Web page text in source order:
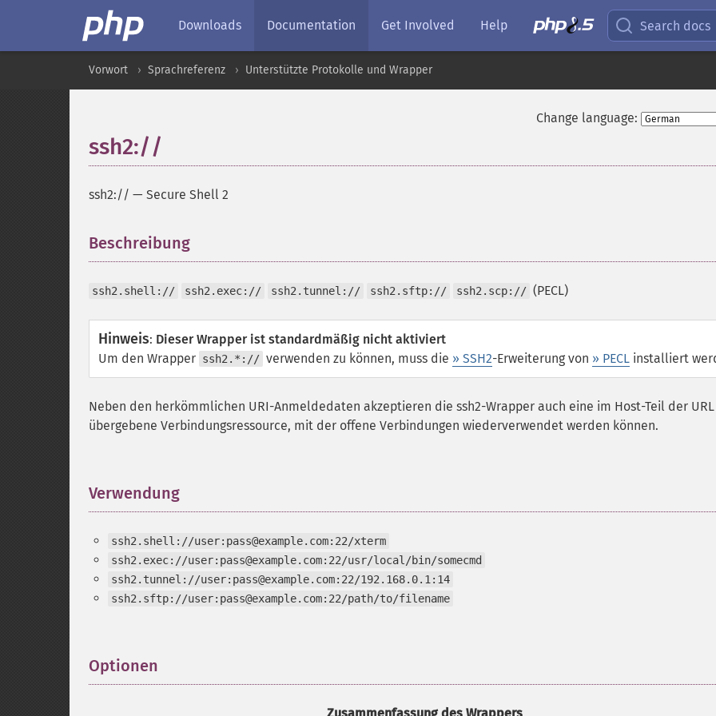
Downloads Documentation Get Involved Help Search docs
Vorwort Sprachreferenz Unterstützte Protokolle und Wrapper
Change language:
ssh2://
ssh2:// — Secure Shell 2
Beschreibung
ssh2.shell:// ssh2.exec:// ssh2.tunnel:// ssh2.sftp:// ssh2.scp:// (PECL)
Hinweis: Dieser Wrapper ist standardmäßig nicht aktiviert
Um den Wrapper ssh2.*:// verwenden zu können, muss die » SSH2-Erweiterung von » PECL installiert
Neben den herkömmlichen URI-Anmeldedaten akzeptieren die ssh2-Wrapper auch eine im Host-Teil der URL
übergebene Verbindungsressource, mit der offene Verbindungen wiederverwendet werden können.
Verwendung
ssh2.shell://user:pass@example.com:22/xterm
ssh2.exec://user:pass@example.com:22/usr/local/bin/somecmd
ssh2.tunnel://user:pass@example.com:22/192.168.0.1:14
ssh2.sftp://user:pass@example.com:22/path/to/filename
Optionen